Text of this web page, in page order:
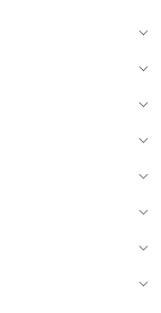
***
***
***
***
***
***
***
***